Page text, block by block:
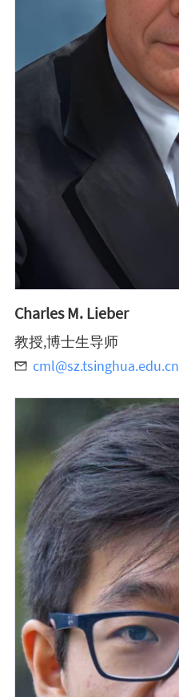
Charles M. Lieber
教授,博士生导师
cml@sz.tsinghua.edu.cn